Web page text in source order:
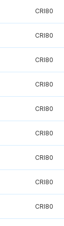
CRI80
CRI80
CRI80
CRI80
CRI80
CRI80
CRI80
CRI80
CRI80